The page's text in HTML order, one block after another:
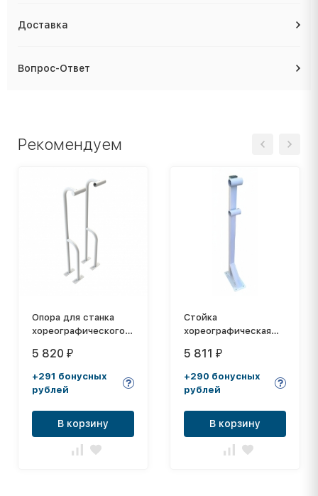
Доставка
Вопрос-Ответ
Рекомендуем
Опора для станка
хореографического
напольного (крайние,
пара)
5 820 ₽
+291 бонусных
рублей
В корзину
Стойка
хореографическая
5 811 ₽
+290 бонусных
рублей
В корзину